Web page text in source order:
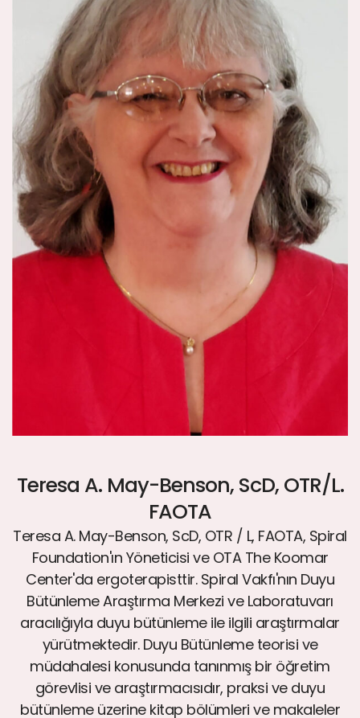
Teresa A. May-Benson, ScD, OTR/L.
FAOTA
Teresa A. May-Benson, ScD, OTR / L, FAOTA, Spiral
Foundation'ın Yöneticisi ve OTA The Koomar
Center'da ergoterapisttir. Spiral Vakfı'nın Duyu
Bütünleme Araştırma Merkezi ve Laboratuvarı
aracılığıyla duyu bütünleme ile ilgili araştırmalar
yürütmektedir. Duyu Bütünleme teorisi ve
müdahalesi konusunda tanınmış bir öğretim
görevlisi ve araştırmacısıdır, praksi ve duyu
bütünleme üzerine kitap bölümleri ve makaleler